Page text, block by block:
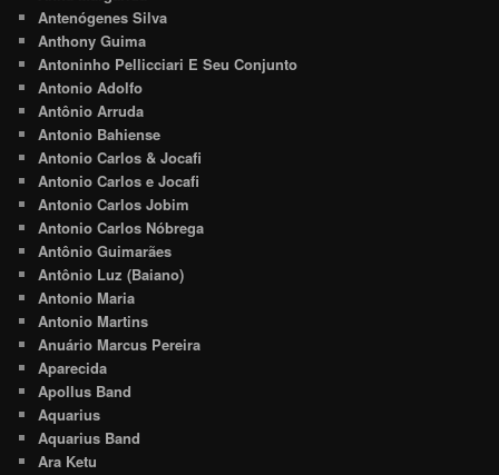
Antenógenes Silva
Anthony Guima
Antoninho Pellicciari E Seu Conjunto
Antonio Adolfo
Antônio Arruda
Antonio Bahiense
Antonio Carlos & Jocafi
Antonio Carlos e Jocafi
Antonio Carlos Jobim
Antonio Carlos Nóbrega
Antônio Guimarães
Antônio Luz (Baiano)
Antonio Maria
Antonio Martins
Anuário Marcus Pereira
Aparecida
Apollus Band
Aquarius
Aquarius Band
Ara Ketu